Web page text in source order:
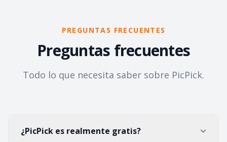
PREGUNTAS FRECUENTES
Preguntas frecuentes
Todo lo que necesita saber sobre PicPick.
¿PicPick es realmente gratis?